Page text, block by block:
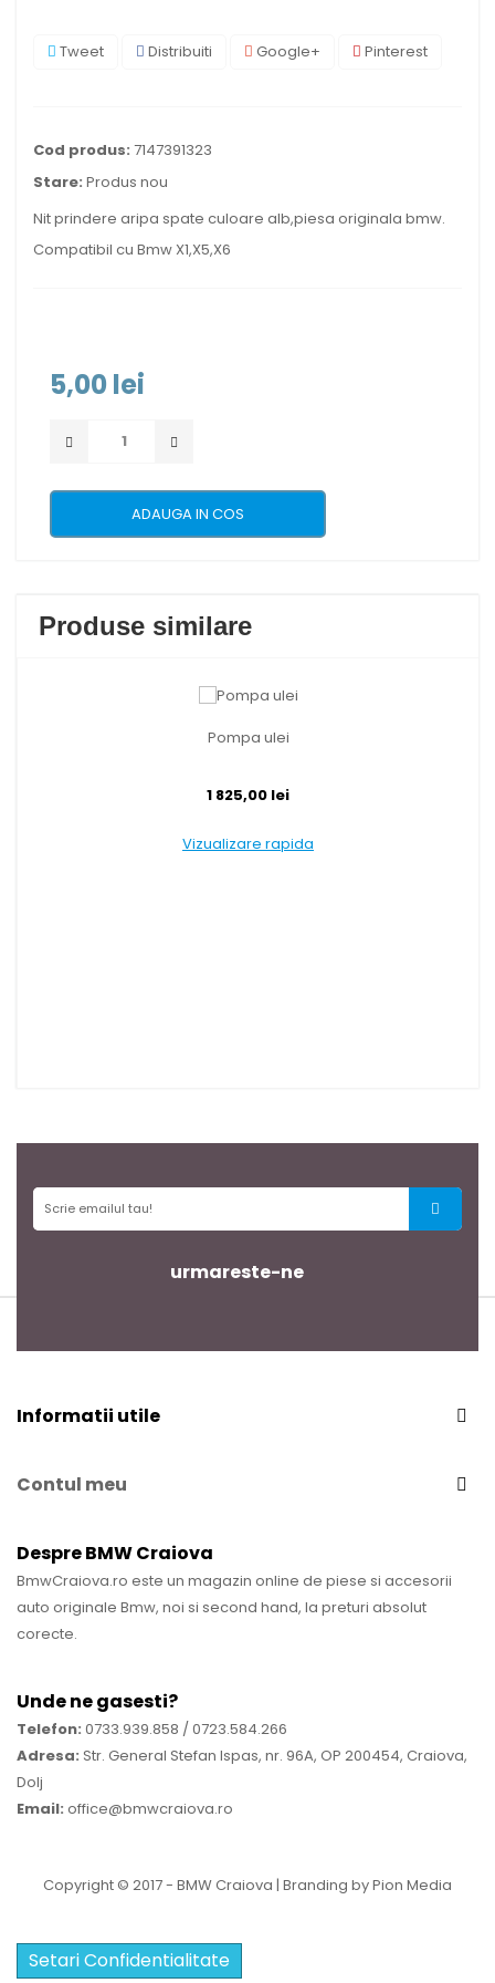
Tweet Distribuiti Google+ Pinterest
Cod produs: 7147391323
Stare: Produs nou
Nit prindere aripa spate culoare alb,piesa originala bmw.
Compatibil cu Bmw X1,X5,X6
5,00 lei
ADAUGA IN COS
Produse similare
Pompa ulei
1 825,00 lei
Vizualizare rapida
urmareste-ne
Informatii utile
Contul meu
Despre BMW Craiova
BmwCraiova.ro este un magazin online de piese si accesorii
auto originale Bmw, noi si second hand, la preturi absolut
corecte.
Unde ne gasesti?
Telefon: 0733.939.858 / 0723.584.266
Adresa: Str. General Stefan Ispas, nr. 96A, OP 200454, Craiova,
Dolj
Email: office@bmwcraiova.ro
Copyright © 2017 - BMW Craiova | Branding byPion Media
Setari Confidentialitate